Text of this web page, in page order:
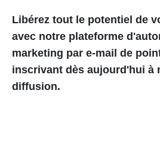
Libérez tout le potentiel de
avec notre plateforme
marketing par e-mail de
inscrivant dès aujourd'hui à
diffusion.